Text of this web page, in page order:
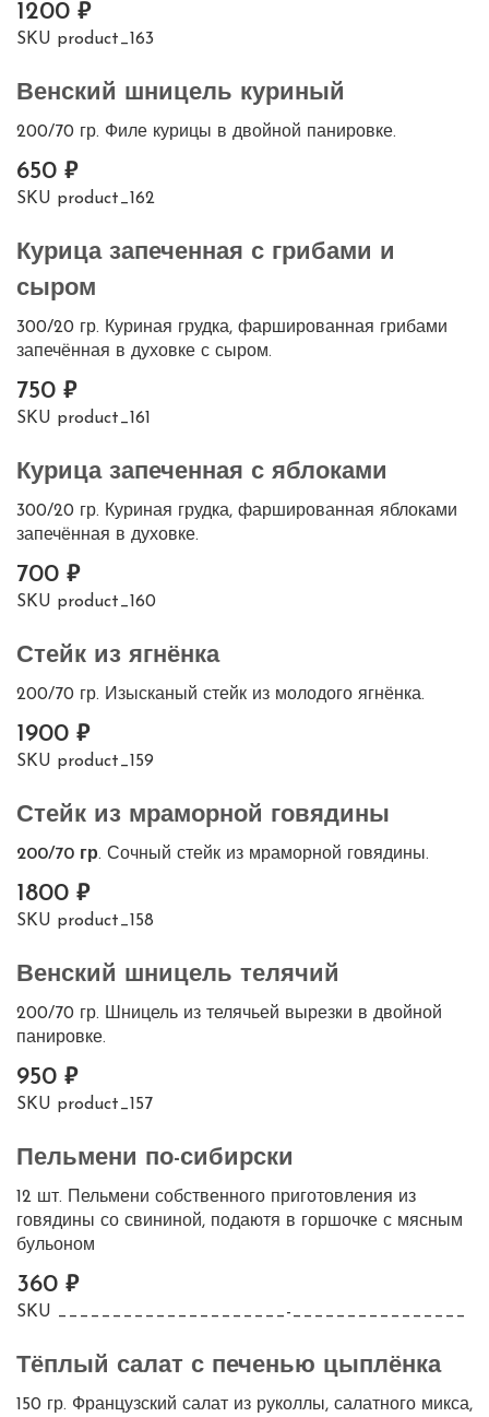
1200
SKU product_163
Венский шницель куриный
200/70 гр. Филе курицы в двойной панировке.
650
SKU product_162
Курица запеченная с грибами и
сыром
300/20 гр. Куриная грудка, фаршированная грибами
запечённая в духовке с сыром.
750
SKU product_161
Курица запеченная с яблоками
300/20 гр. Куриная грудка, фаршированная яблоками
запечённая в духовке.
700
SKU product_160
Стейк из ягнёнка
200/70 гр. Изысканый стейк из молодого ягнёнка.
1900
SKU product_159
Стейк из мраморной говядины
200/70 гр. Сочный стейк из мраморной говядины.
1800
SKU product_158
Венский шницель телячий
200/70 гр. Шницель из телячьей вырезки в двойной
панировке.
950
SKU product_157
Пельмени по-сибирски
12 шт. Пельмени собственного приготовления из
говядины со свининой, подаютя в горшочке с мясным
бульоном
360
SKU _____________________-________________
Тёплый салат с печенью цыплёнка
150 гр. Французский салат из руколлы, салатного микса,